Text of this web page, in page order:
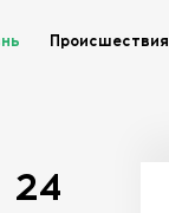
Происшествия
24